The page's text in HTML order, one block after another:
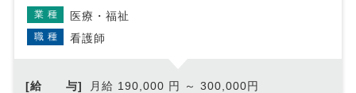
業種 医療・福祉
職種 看護師
[給 与]
月給 190,000 円 ～ 300,000円